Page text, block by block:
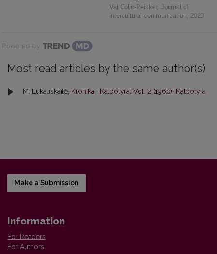
Val Colic-Peisker, Journal of
intercultural communication, 2020
Powered by
Most read articles by the same author(s)
M. Lukauskaitė, Kronika Kalbotyra: Vol. 2 (1960): Kalbotyra
Make a Submission
Information
For Readers
For Authors